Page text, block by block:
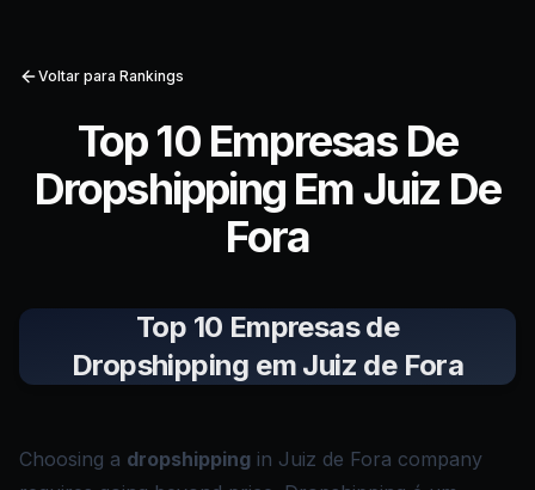
Voltar para Rankings
Top 10 Empresas De
Dropshipping Em Juiz De
Fora
Top 10 Empresas de
Dropshipping em Juiz de Fora
Choosing a dropshipping in Juiz de Fora company